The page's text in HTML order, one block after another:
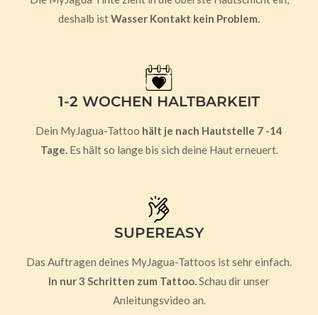
deshalb istWasser Kontakt kein Problem.
1-2 WOCHEN HALTBARKEIT
Dein MyJagua-Tattoo hält je nach Hautstelle 7 -14
Tage. Es hält so lange bis sich deine Haut erneuert.
SUPEREASY
Das Auftragen deines MyJagua-Tattoos ist sehr einfach.
In nur 3 Schritten zum Tattoo.Schau dir unser
Anleitungsvideo an.